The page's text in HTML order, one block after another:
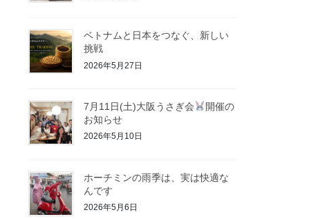
ベトナムと日本をつなぐ、新しい
挑戦
2026年5月27日
7月11日(土)大阪うさぎ会
開催の
お知らせ
2026年5月10日
ホーチミンの雨季は、実は快適な
んです
2026年5月6日